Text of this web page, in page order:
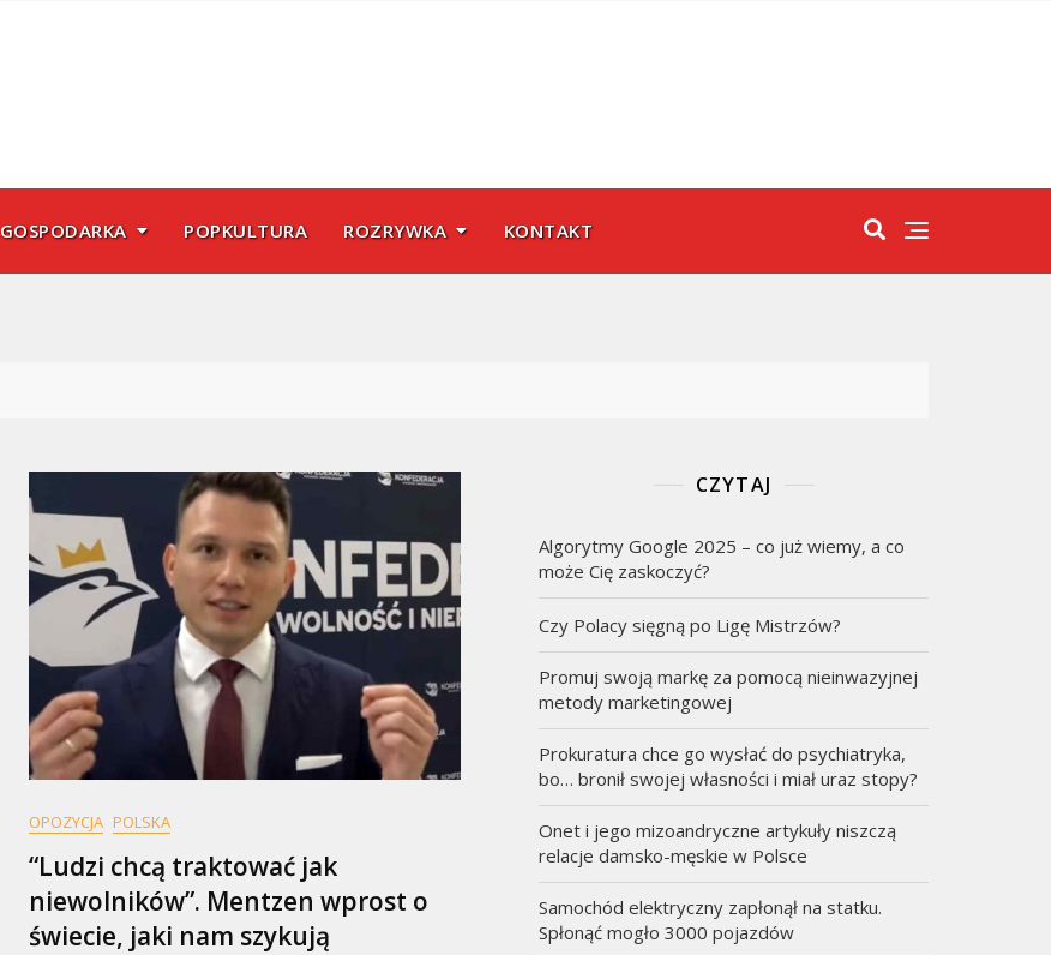
GOSPODARKA POPKULTURA ROZRYWKA KONTAKT
OPOZYCJA POLSKA
“Ludzi chcą traktować jak
niewolników”. Mentzen wprost o
świecie, jaki nam szykują
CZYTAJ
Algorytmy Google 2025 – co już wiemy, a co
może Cię zaskoczyć?
Czy Polacy sięgną po Ligę Mistrzów?
Promuj swoją markę za pomocą nieinwazyjnej
metody marketingowej
Prokuratura chce go wysłać do psychiatryka,
bo… bronił swojej własności i miał uraz stopy?
Onet i jego mizoandryczne artykuły niszczą
relacje damsko-męskie w Polsce
Samochód elektryczny zapłonął na statku.
Spłonąć mogło 3000 pojazdów